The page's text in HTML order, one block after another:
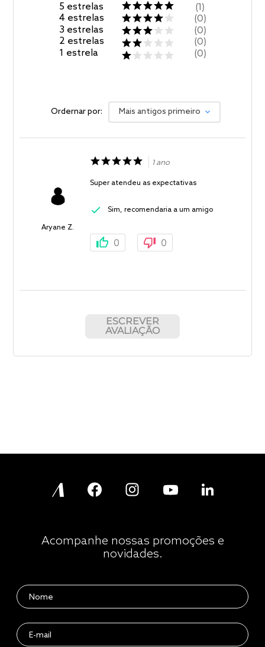
5 estrelas
4 estrelas
3 estrelas
2 estrelas
1 estrela
1
0
0
0
0
Ordernar por: Mais antigos primeiro
Aryane Z.
1 ano
Super atendeu as expectativas
Sim, recomendaria a um amigo
0 0
ESCREVER
AVALIAÇÃO
Acompanhe nossas promoções e
novidades.